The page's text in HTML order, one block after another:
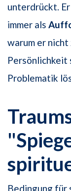
unterdrückt.
immer als
warum er
Persönlichkeit
Problematik
Bedingung